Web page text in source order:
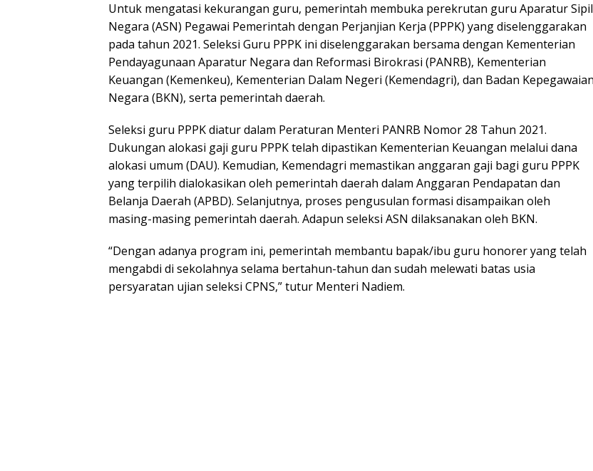
Untuk mengatasi kekurangan guru, pemerintah membuka perekrutan guru Aparatur Sipil
Negara (ASN) Pegawai Pemerintah dengan Perjanjian Kerja (PPPK) yang diselenggarakan
pada tahun 2021. Seleksi Guru PPPK ini diselenggarakan bersama dengan Kementerian
Pendayagunaan Aparatur Negara dan Reformasi Birokrasi (PANRB), Kementerian
Keuangan (Kemenkeu), Kementerian Dalam Negeri (Kemendagri), dan Badan Kepegawaian
Negara (BKN), serta pemerintah daerah.
Seleksi guru PPPK diatur dalam Peraturan Menteri PANRB Nomor 28 Tahun 2021.
Dukungan alokasi gaji guru PPPK telah dipastikan Kementerian Keuangan melalui dana
alokasi umum (DAU). Kemudian, Kemendagri memastikan anggaran gaji bagi guru PPPK
yang terpilih dialokasikan oleh pemerintah daerah dalam Anggaran Pendapatan dan
Belanja Daerah (APBD). Selanjutnya, proses pengusulan formasi disampaikan oleh
masing-masing pemerintah daerah. Adapun seleksi ASN dilaksanakan oleh BKN.
“Dengan adanya program ini, pemerintah membantu bapak/ibu guru honorer yang telah
mengabdi di sekolahnya selama bertahun-tahun dan sudah melewati batas usia
persyaratan ujian seleksi CPNS,” tutur Menteri Nadiem.